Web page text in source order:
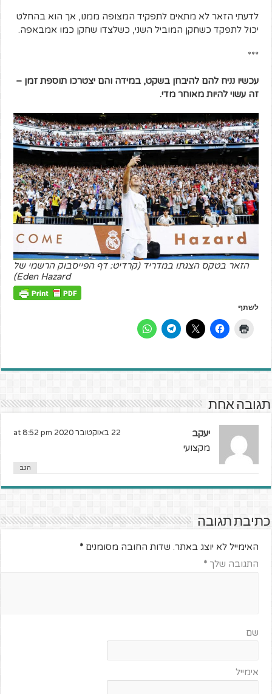
לדעתי הזאר לא מתאים לתפקיד המצופה ממנו, אך הוא בהחלט
יכול לתפקד כשחקן המוביל השני, כשלצדו שחקן כמו אמבאפה.
***
עכשיו נניח להם להיבחן בשקט, במידה והם יצטרכו תוספת זמן –
זה עשוי להיות מאוחר מדי.
הזאר בטקס הצגתו במדריד (קרדיט: דף הפייסבוק הרשמי של
Eden Hazard)
לשתף
תגובה אחת
יעקב 22 באוקטובר 2020 at 8:52 pm
מקצועי
הגב
כתיבת תגובה
האימייל לא יוצג באתר. שדות החובה מסומנים*
התגובה שלך*
שם
אימייל